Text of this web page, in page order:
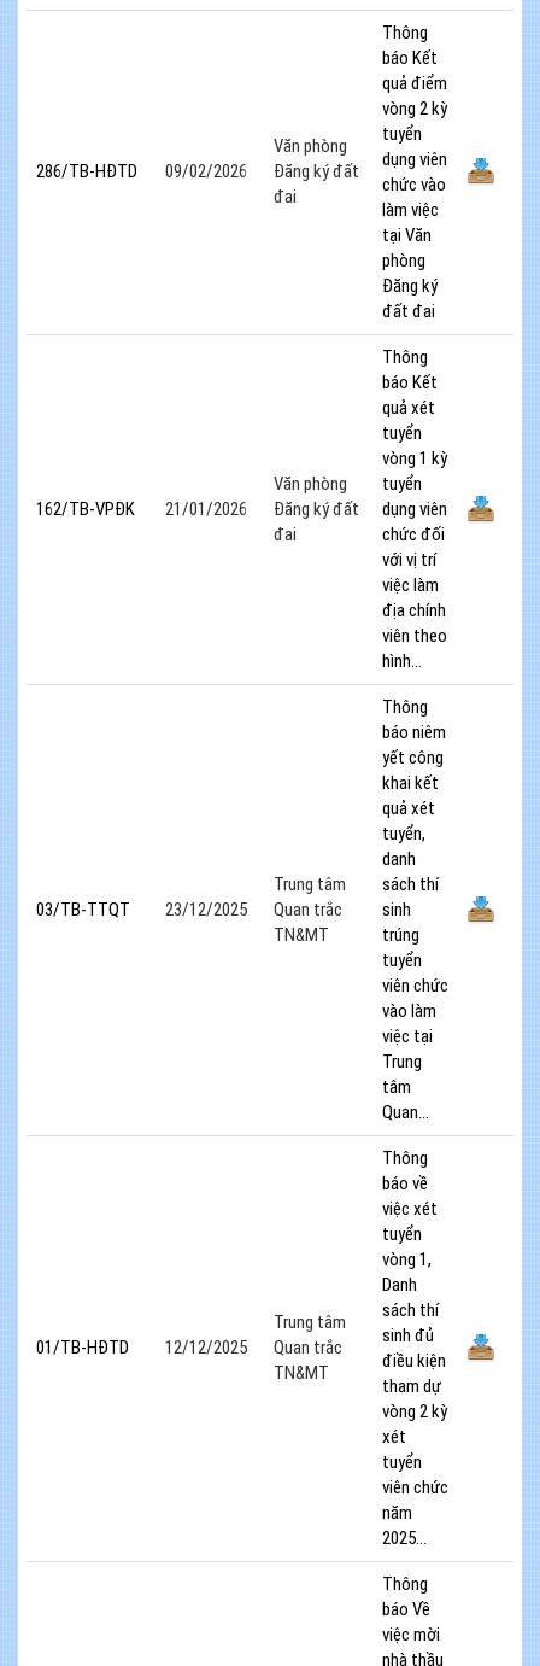
286/TB-HĐTD 09/02/2026
Văn phòng
Đăng ký đất
đai
Thông
báo Kết
quả điểm
vòng 2 kỳ
tuyển
dụng viên
chức vào
làm việc
tại Văn
phòng
Đăng ký
đất đai
162/TB-VPĐK 21/01/2026
Văn phòng
Đăng ký đất
đai
Thông
báo Kết
quả xét
tuyển
vòng 1 kỳ
tuyển
dụng viên
chức đối
với vị trí
việc làm
địa chính
viên theo
hình...
03/TB-TTQT 23/12/2025
Trung tâm
Quan trắc
TN&MT
Thông
báo niêm
yết công
khai kết
quả xét
tuyển,
danh
sách thí
sinh
trúng
tuyển
viên chức
vào làm
việc tại
Trung
tâm
Quan...
01/TB-HĐTD 12/12/2025
Trung tâm
Quan trắc
TN&MT
Thông
báo về
việc xét
tuyển
vòng 1,
Danh
sách thí
sinh đủ
điều kiện
tham dự
vòng 2 kỳ
xét
tuyển
viên chức
năm
2025...
Thông
báo Về
việc mời
nhà thầu